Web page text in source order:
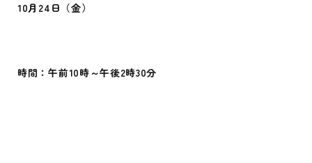
10月24日（金）
時間：午前10時～午後2時30分